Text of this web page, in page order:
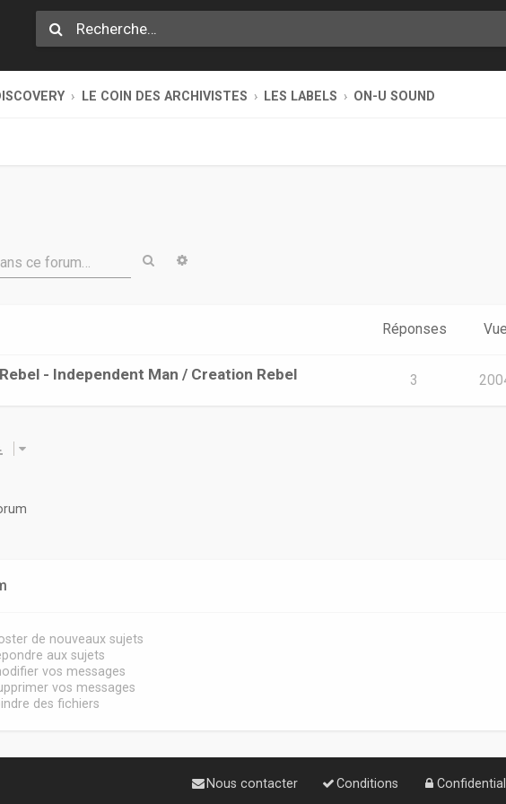
LE COIN DES ARCHIVISTES LES LABELS ON-U SOUND
ce forum… Rechercher
Réponses
- Independent Man / Creation Rebel 3
de nouveaux sujets
aux sujets
vos messages
vos messages
des fichiers
Conditions
Nous contacter